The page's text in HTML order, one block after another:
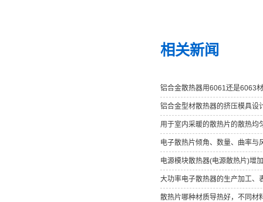
相关新闻
铝合金散热器用6061还是6063
铝合金型材散热器的挤压模具设
用于室内采暖的散热片的散热均
电子散热片倾角、数量、曲率与
电源模块散热器(电源散热片)增
大功率电子散热器的生产加工、
散热片哪种材质导热好，不同材